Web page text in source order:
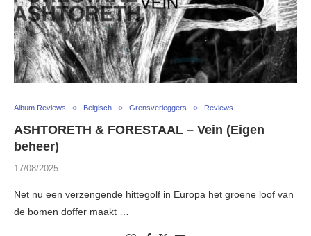
Album Reviews Belgisch Grensverleggers Reviews
ASHTORETH & FORESTAAL – Vein (Eigen
beheer)
17/08/2025
Net nu een verzengende hittegolf in Europa het groene loof van
de bomen doffer maakt …